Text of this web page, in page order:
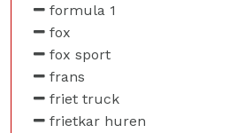
formula 1
fox
fox sport
frans
friet truck
frietkar huren